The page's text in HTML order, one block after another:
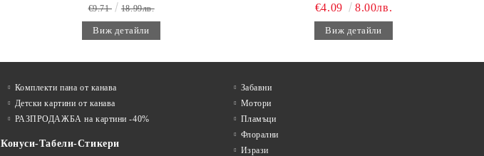
€9.71 18.99лв.
Виж детайли
€4.09
8.00лв.
Виж детайли
Комплекти пана от канава
Детски картини от канава
РАЗПРОДАЖБА на картини -40%
Конуси-Табели-Стикери
Забавни
Мотори
Пламъци
Флорални
Изрази